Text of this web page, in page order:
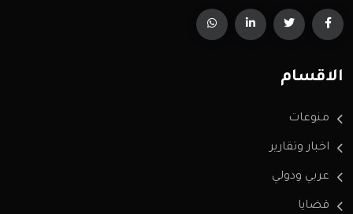
الاقسام
منوعات
اخبار وتقارير
عربي ودولي
قضايا